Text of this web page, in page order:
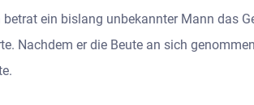
ein bislang unbekannter Mann das
Nachdem er die Beute an sich